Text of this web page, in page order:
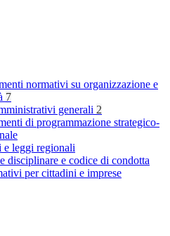
normativi su organizzazione e
7
generali 2
di programmazione strategico-
e leggi regionali
disciplinare e codice di condotta
per cittadini e imprese